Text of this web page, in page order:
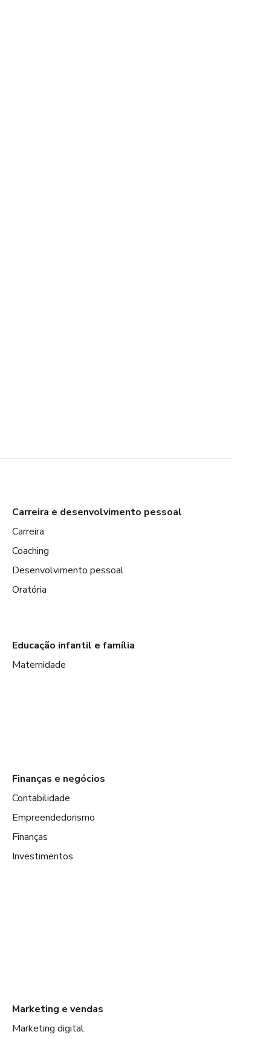
Carreira e desenvolvimento pessoal
Carreira
Coaching
Desenvolvimento pessoal
Oratória
Educação infantil e família
Maternidade
Finanças e negócios
Contabilidade
Empreendedorismo
Finanças
Investimentos
Marketing e vendas
Marketing digital